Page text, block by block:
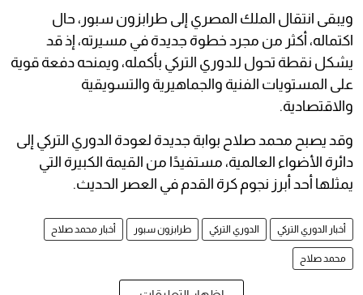
ويبقى انتقال الملك المصري إلى طرابزون سبور، حال
اكتماله، أكثر من مجرد خطوة جديدة في مسيرته، إذ قد
يشكل نقطة تحول للدوري التركي بأكمله، ويمنحه دفعة قوية
على المستويات الفنية والجماهيرية والتسويقية
والاقتصادية.
وقد يصبح محمد صلاح بوابة جديدة لعودة الدوري التركي إلى
دائرة الأضواء العالمية، مستفيدًا من القيمة الكبيرة التي
يمثلها أحد أبرز نجوم كرة القدم في العصر الحديث.
أخبار الدوري التركي الدوري التركي طرابزون سبور أخبار محمد صلاح
محمد صلاح